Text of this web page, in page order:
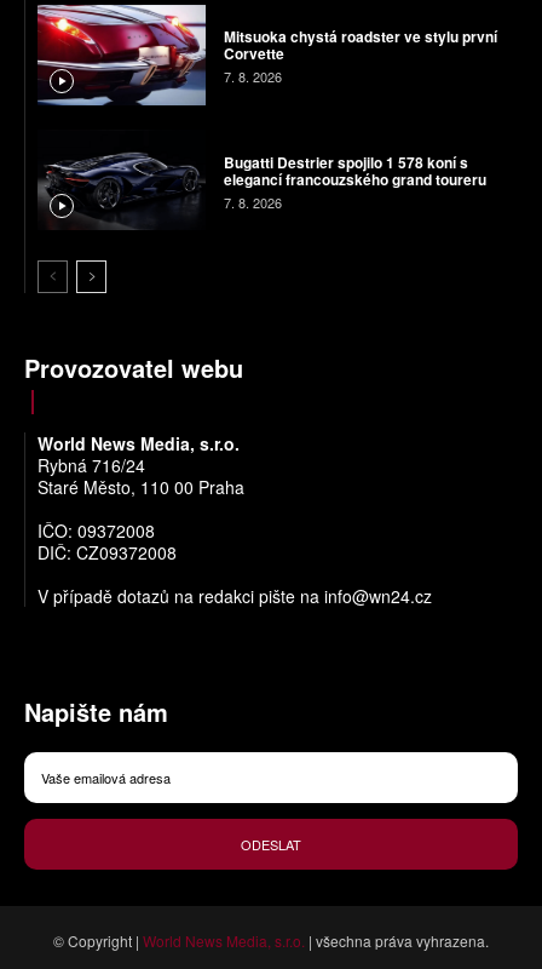
Mitsuoka chystá roadster ve stylu první
Corvette
7. 8. 2026
Bugatti Destrier spojilo 1 578 koní s
elegancí francouzského grand toureru
7. 8. 2026
Provozovatel webu
World News Media, s.r.o.
Rybná 716/24
Staré Město, 110 00 Praha
IČO: 09372008
DIČ: CZ09372008
V případě dotazů na redakci pište na info@wn24.cz
Napište nám
ODESLAT
© Copyright | World News Media, s.r.o. | všechna práva vyhrazena.